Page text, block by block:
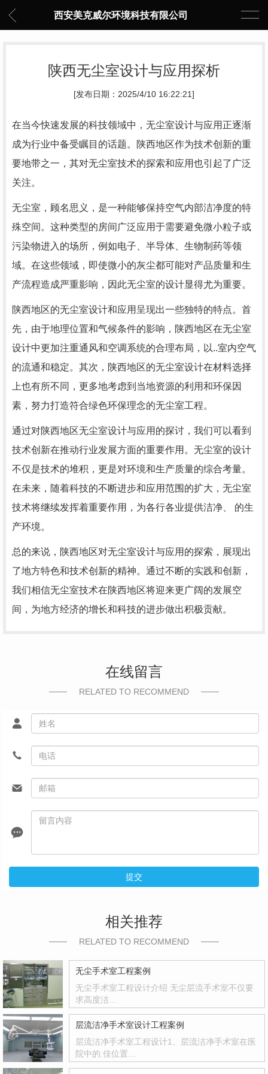
西安美克威尔环境科技有限公司
陕西无尘室设计与应用探析
[发布日期：2025/4/10 16:22:21]
在当今快速发展的科技领域中，无尘室设计与应用正逐渐
成为行业中备受瞩目的话题。陕西地区作为技术创新的重
要地带之一，其对无尘室技术的探索和应用也引起了广泛
关注。
无尘室，顾名思义，是一种能够保持空气内部洁净度的特
殊空间。这种类型的房间广泛应用于需要避免微小粒子或
污染物进入的场所，例如电子、半导体、生物制药等领
域。在这些领域，即使微小的灰尘都可能对产品质量和生
产流程造成严重影响，因此无尘室的设计显得尤为重要。
陕西地区的无尘室设计和应用呈现出一些独特的特点。首
先，由于地理位置和气候条件的影响，陕西地区在无尘室
设计中更加注重通风和空调系统的合理布局，以..室内空气
的流通和稳定。其次，陕西地区的无尘室设计在材料选择
上也有所不同，更多地考虑到当地资源的利用和环保因
素，努力打造符合绿色环保理念的无尘室工程。
通过对陕西地区无尘室设计与应用的探讨，我们可以看到
技术创新在推动行业发展方面的重要作用。无尘室的设计
不仅是技术的堆积，更是对环境和生产质量的综合考量。
在未来，随着科技的不断进步和应用范围的扩大，无尘室
技术将继续发挥着重要作用，为各行各业提供洁净、 的生
产环境。
总的来说，陕西地区对无尘室设计与应用的探索，展现出
了地方特色和技术创新的精神。通过不断的实践和创新，
我们相信无尘室技术在陕西地区将迎来更广阔的发展空
间，为地方经济的增长和科技的进步做出积极贡献。
在线留言
RELATED TO RECOMMEND
提交
相关推荐
RELATED TO RECOMMEND
无尘手术室工程案例
无尘手术室工程设计介绍 无尘层流手术室不仅要
求高度洁…
层流洁净手术室设计工程案例
层流洁净手术室工程设计1、层流洁净手术室在医
院中的.佳位置…